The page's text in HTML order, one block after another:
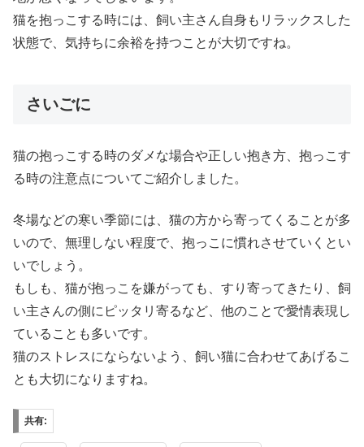
猫を抱っこする時には、飼い主さん自身もリラックスした
状態で、気持ちに余裕を持つことが大切ですね。
さいごに
猫の抱っこする時のダメな場合や正しい抱き方、抱っこす
る時の注意点についてご紹介しました。
冬場などの寒い季節には、猫の方から寄ってくることが多
いので、無理しない程度で、抱っこに慣れさせていくとい
いでしょう。
もしも、猫が抱っこを嫌がっても、すり寄ってきたり、飼
い主さんの側にピッタリ寄るなど、他のことで愛情表現し
ていることも多いです。
猫のストレスにならないよう、飼い猫に合わせてあげるこ
とも大切になりますね。
共有: